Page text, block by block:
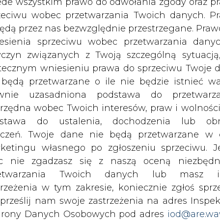
nie zgadzasz się z naszą oceną
Twoich danych lub masz
w tym zakresie, koniecznie zgłoś
nam swoje zastrzeżenia na adres
Danych Osobowych pod adres
zgody nie wpływa na zgodność z
dokonanego przed jej wycofaniem.
czasie możesz określić
i dostępu do plików
przeglądarki internetowej.
zgadzasz się na wykorzystanie technologii
wystarczy kliknąć poniższy przycisk
PODPIS
Przesłanie komentarza oznacza akceptację zasad korzystania
z portalu cire.pl
wyślij